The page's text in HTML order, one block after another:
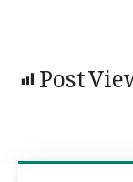
Post